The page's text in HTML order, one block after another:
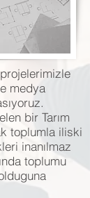
projelerimizle
medya
bir Tarım
toplumla iliski
inanılmaz
toplumu